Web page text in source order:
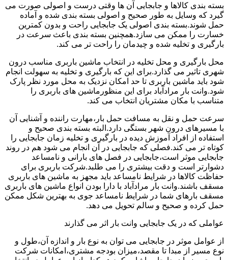
بسته بندی کالاها و جابجایی آن ها وقتی درست و اصولی صورت می
گیرد که وسایل به طور صحیح و اصولی بسته بندی شده و آماده
حمل شوند.بسته بندی اصولی یک جابجایی راحت و بدون کمترین
خسارت را ممکن می سازد.همچنین بسته بندی باعث سرعت در
بارگیری و تخلیه شده و چیدمان را راحت تر می کند.
محل بارگیری و محل تخلیه در انتخاب ماشین باربری مناسب درون
شهری تاثیر می گذارد.برای این که بارگیری و تخلیه به سهولت انجام
شود باید ماشین باربری تا حد امکان نزدیک به محل مورد نظر پارک
شود.وانت بار مرادآباد برای این منظورماشین های باربری را
متناسب با مکان مشتریان انتخاب می کند.
سرعت حمل و نقل به مسافت حمل بار،مهارت راننده و آشنایی آن
با مسیرهای درون شهر بستگی دارد.البته بسته بندی صحیح و
استفاده از افراد آموزش دیده در بارگیری و تخلیه زمان جابجایی را
کوتاه تر می کند.فصلی که جابجایی در آن انجام می شود هم در روند
جابجایی موثر است،جابجایی در فصل های بارانی و نامساعد
دشوارتر است و دقت بیشتری را می طلبد.شرکت باربری برای
حفاظت کالاها در شرایط نامساعد باید مجهز به ماشین های باربری
مسقف باشند.وانت بار مرادآباد با دارا بودن انواع ماشین های باربری
مسقف بارهای شما در شرایط نامساعد جوی به بهترین شکل ممکن
حمل کرده و صحیح و سالم تحویل می دهد.
عواملی که در یک جابجایی وانت بار اثر می گذارند
از عوامل موثر در جابجایی می توان به نوع بار و اندازه آن،طول و
نوع مسیر از مبدا تا مقصد،میزان بودجه مشتری،امکانات شرکت